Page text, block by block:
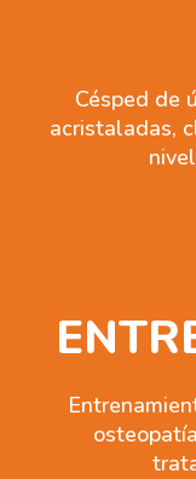
Césped de
acristaladas,